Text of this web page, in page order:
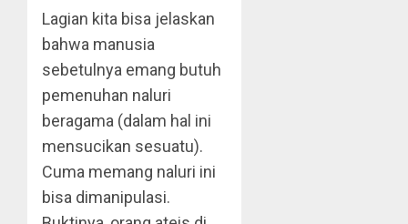
Lagian kita bisa jelaskan
bahwa manusia
sebetulnya emang butuh
pemenuhan naluri
beragama (dalam hal ini
mensucikan sesuatu).
Cuma memang naluri ini
bisa dimanipulasi.